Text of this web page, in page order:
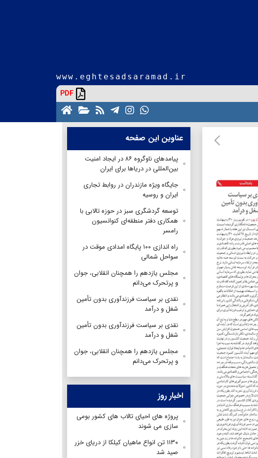
www.eghtesadsaramad.ir
PDF
عناوین این صفحه
پیامدهای ناوگروه ۸۶ در ایجاد امنیت
بین‌المللی در دریاها برای ایران
جایگاه ویژه مازندران در روابط تجاری
ایران و روسیه
توسعه گردشگری سبز در حوزه تالابی با
همکاری دفتر منطقه‌ای کنوانسیون
رامسر
راه اندازی ۱۰۰ پایگاه امدادی موقت در
سواحل شمالی
مجلس یازدهم را همچنان انقلابی، جوان
و پرتحرک می‌دانم
نقدی بر سیاست فرزندآوری بدون تأمین
شغل و درآمد
نقدی بر سیاست فرزندآوری بدون تأمین
شغل و درآمد
مجلس یازدهم را همچنان انقلابی، جوان
و پرتحرک می‌دانم
اخبار روز
پروژه های احیای تالاب های کشور بومی
سازی می شوند
۱۱۳۰ تن انواع ماهیان کیلکا از دریای خزر
صید شد